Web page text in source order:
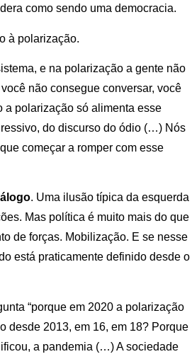
como sendo uma democracia.
à polarização.
e na polarização a gente não
não consegue conversar, você
a polarização só alimenta esse
do discurso do ódio (…) Nós
começar a romper com esse
. Uma ilusão típica da esquerda
Mas política é muito mais do que
de forças. Mobilização. E se nesse
está praticamente definido desde o
“porque em 2020 a polarização
desde 2013, em 16, em 18? Porque
a pandemia (…) A sociedade